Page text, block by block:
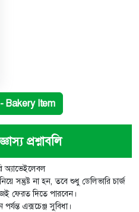
Bakery Item
প্রশ্নাবলি
অ্যাভেইলেবল
সন্তুষ্ট না হন, তবে শুধু ডেলিভারি চার্জ
ফেরত দিতে পারবেন।
এক্সচেঞ্জ সুবিধা।